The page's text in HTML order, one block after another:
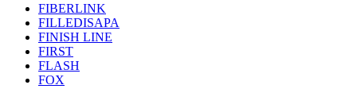
FIBERLINK
FILLEDISAPA
FINISH LINE
FIRST
FLASH
FOX